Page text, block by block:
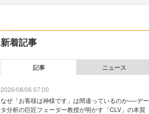
新着記事
記事 ニュース
2026/08/06 07:00
なぜ「お客様は神様です」は間違っているのか──デー
タ分析の巨匠フェーダー教授が明かす「CLV」の本質